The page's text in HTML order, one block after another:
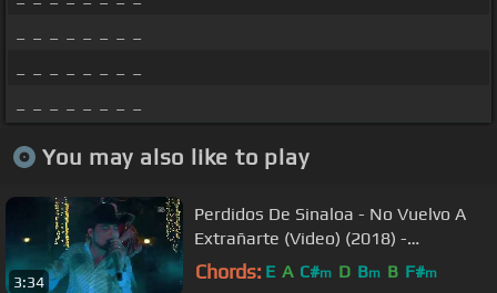
You may also like to play
3:34
Perdidos De Sinaloa - No Vuelvo A
Extrañarte (Video) (2018) -
"EXCLUSIVO"
Chords: E A C#m D Bm B F#m